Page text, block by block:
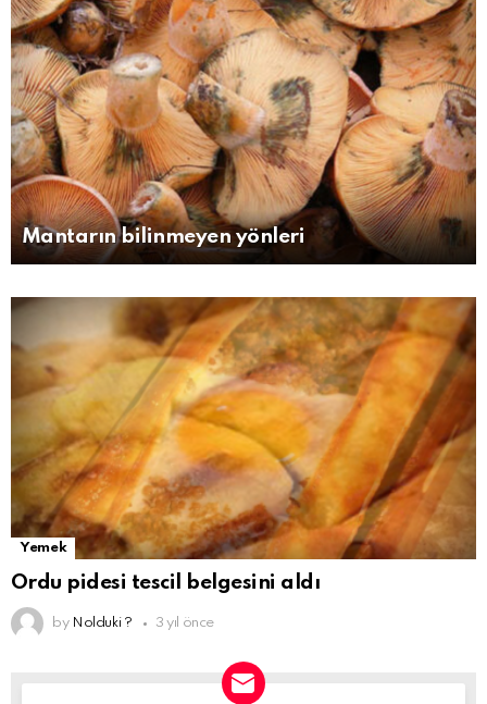
Mantarın bilinmeyen yönleri
MORE
Yemek
Ordu pidesi tescil belgesini aldı
by Nolduki ? 3 yıl önce